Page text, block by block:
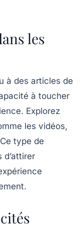
les
à des articles de
à toucher
Explorez
les vidéos,
type de
d’attirer